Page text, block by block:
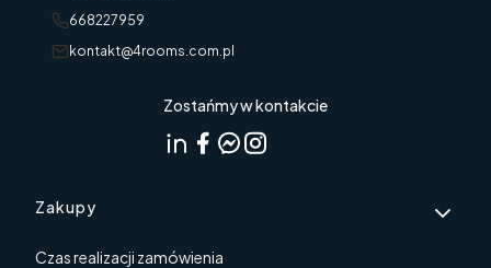
668227959
kontakt@4rooms.com.pl
Zostańmy w kontakcie
Linki w stopce
Zakupy
Czas realizacji zamówienia